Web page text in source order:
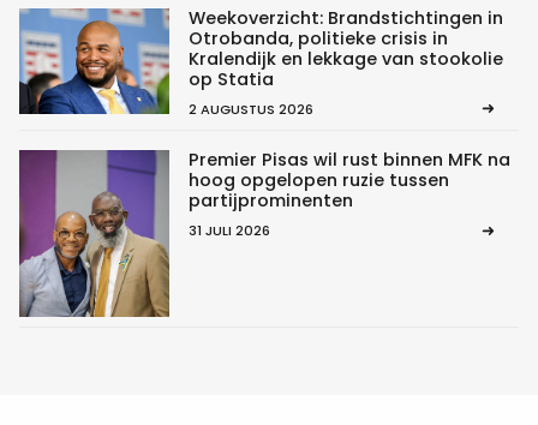
Weekoverzicht: Brandstichtingen in
Otrobanda, politieke crisis in
Kralendijk en lekkage van stookolie
op Statia
2 AUGUSTUS 2026
Premier Pisas wil rust binnen MFK na
hoog opgelopen ruzie tussen
partijprominenten
31 JULI 2026